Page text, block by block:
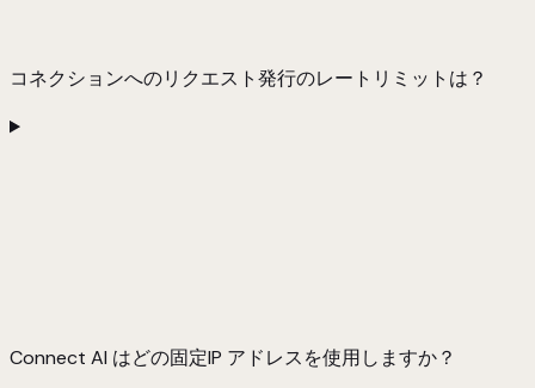
コネクションへのリクエスト発行のレートリミットは？
Connect AI はどの固定IP アドレスを使用しますか？